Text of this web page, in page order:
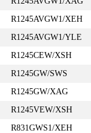
R1245AVGW1/XEH
R1245AVGW1/YLE
R1245CEW/XSH
R1245GW/SWS
R1245GW/XAG
R1245VEW/XSH
R831GWS1/XEH